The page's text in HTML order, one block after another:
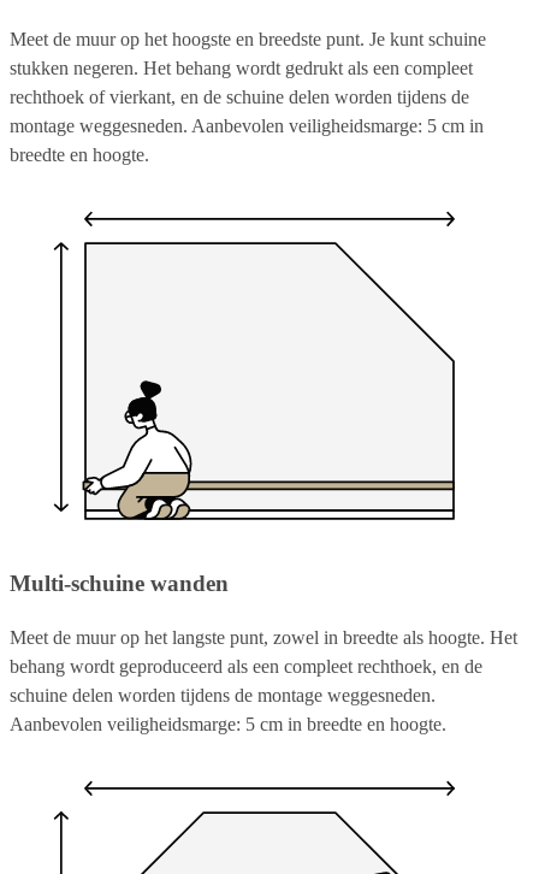
Meet de muur op het hoogste en breedste punt. Je kunt schuine
stukken negeren. Het behang wordt gedrukt als een compleet
rechthoek of vierkant, en de schuine delen worden tijdens de
montage weggesneden. Aanbevolen veiligheidsmarge: 5 cm in
breedte en hoogte.
Multi-schuine wanden
Meet de muur op het langste punt, zowel in breedte als hoogte. Het
behang wordt geproduceerd als een compleet rechthoek, en de
schuine delen worden tijdens de montage weggesneden.
Aanbevolen veiligheidsmarge: 5 cm in breedte en hoogte.